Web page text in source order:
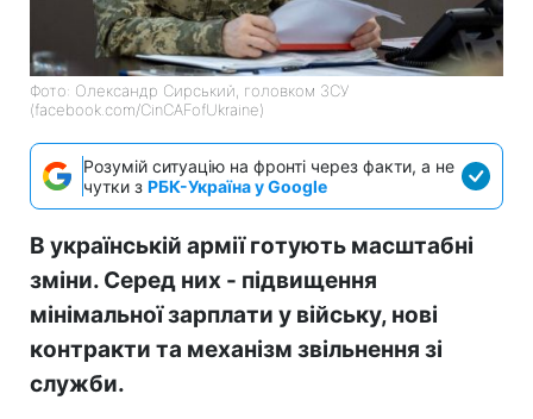
Фото: Олександр Сирський, головком ЗСУ
(facebook.com/CinCAFofUkraine)
Розумій ситуацію на фронті через факти, а не
чутки з РБК-Україна у Google
В українській армії готують масштабні
зміни. Серед них - підвищення
мінімальної зарплати у війську, нові
контракти та механізм звільнення зі
служби.